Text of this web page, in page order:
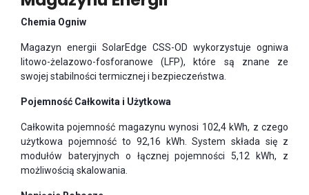
Chemia Ogniw
Magazyn energii SolarEdge CSS-OD wykorzystuje ogniwa
litowo-żelazowo-fosforanowe (LFP), które są znane ze
swojej stabilności termicznej i bezpieczeństwa.
Pojemność Całkowita i Użytkowa
Całkowita pojemność magazynu wynosi 102,4 kWh, z czego
użytkowa pojemność to 92,16 kWh. System składa się z
modułów bateryjnych o łącznej pojemności 5,12 kWh, z
możliwością skalowania.